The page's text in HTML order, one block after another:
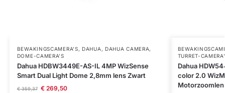
BEWAKINGSCAMERA'S, DAHUA , DAHUA CAMERA,
DOME-CAMERA’S
Dahua HDBW3449E-AS-IL 4MP WizSense
Smart Dual Light Dome 2,8mm lens Zwart
€359,37 €269,50
TURRET-
Dahua
color 2.0